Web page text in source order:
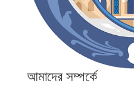
আমাদের সম্পর্কে